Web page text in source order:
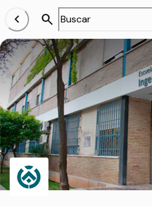
chevron_left search